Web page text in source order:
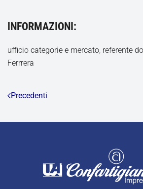
INFORMAZIONI:
ufficio categorie e mercato, referente
Ferrrera
Precedenti